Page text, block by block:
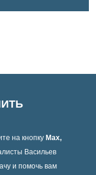
на кнопку Max,
Васильев
и помочь вам